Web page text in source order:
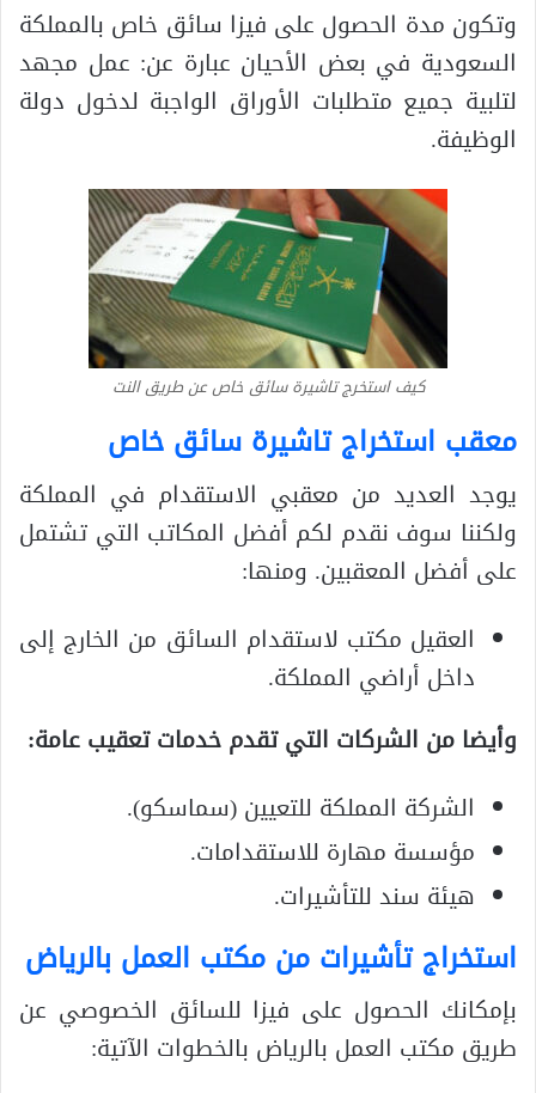
وتكون مدة الحصول على فيزا سائق خاص بالمملكة
السعودية في بعض الأحيان عبارة عن: عمل مجهد
لتلبية جميع متطلبات الأوراق الواجبة لدخول دولة
الوظيفة.
كيف استخرج تاشيرة سائق خاص عن طريق النت
معقب استخراج تاشيرة سائق خاص
يوجد العديد من معقبي الاستقدام في المملكة
ولكننا سوف نقدم لكم أفضل المكاتب التي تشتمل
على أفضل المعقبين. ومنها:
العقيل مكتب لاستقدام السائق من الخارج إلى
داخل أراضي المملكة.
وأيضا من الشركات التي تقدم خدمات تعقيب عامة:
الشركة المملكة للتعيين (سماسكو).
مؤسسة مهارة للاستقدامات.
هيئة سند للتأشيرات.
استخراج تأشيرات من مكتب العمل بالرياض
بإمكانك الحصول على فيزا للسائق الخصوصي عن
طريق مكتب العمل بالرياض بالخطوات الآتية: